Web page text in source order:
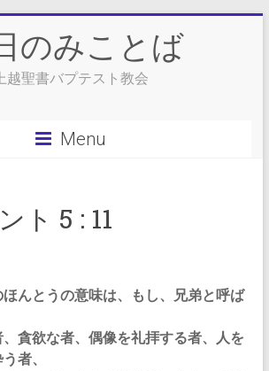
のみことば
越聖書バプテスト教会
Menu
ト 5 : 11
んとうの意味は、もし、兄弟と呼ば
貪欲な者、偶像を礼拝する者、人を
者、